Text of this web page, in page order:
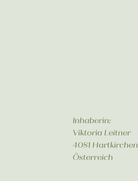
Inhaberin:
Viktoria Leitner
4081 Hartkirchen
Österreich